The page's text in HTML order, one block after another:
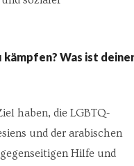
kämpfen? Was ist
haben, die LGBTQ-
und der arabischen
Hilfe und